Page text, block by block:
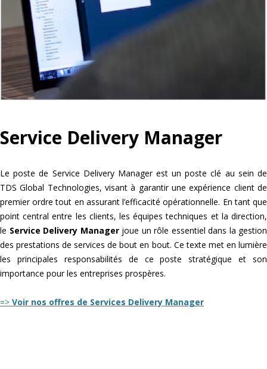
Service Delivery Manager
Le poste de Service Delivery Manager est un poste clé au sein de
TDS Global Technologies, visant à garantir une expérience client de
premier ordre tout en assurant l’efficacité opérationnelle. En tant que
point central entre les clients, les équipes techniques et la direction,
le Service Delivery Manager joue un rôle essentiel dans la gestion
des prestations de services de bout en bout. Ce texte met en lumière
les principales responsabilités de ce poste stratégique et son
importance pour les entreprises prospères.
=> Voir nos offres de Services Delivery Manager